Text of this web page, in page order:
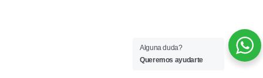
Alguna duda?
Queremos ayudarte